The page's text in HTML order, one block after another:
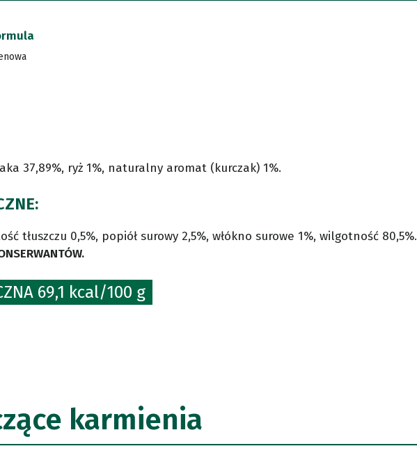
37,89%, ryż 1%, naturalny aromat (kurczak) 1%.
tłuszczu 0,5%, popiół surowy 2,5%, włókno surowe 1%, wilgotność 80,5%.
69,1 kcal/100 g
karmienia